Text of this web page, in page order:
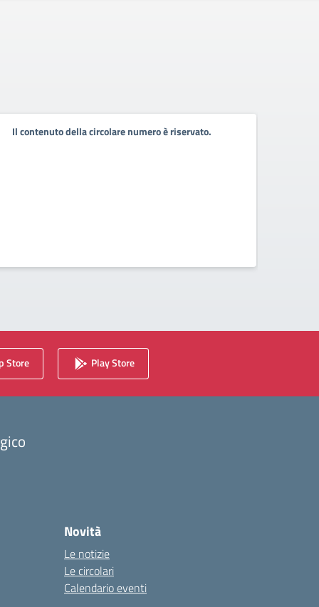
Il contenuto della circolare numero è riservato.
Store Play Store
Novità
Le notizie
Le circolari
Calendario eventi